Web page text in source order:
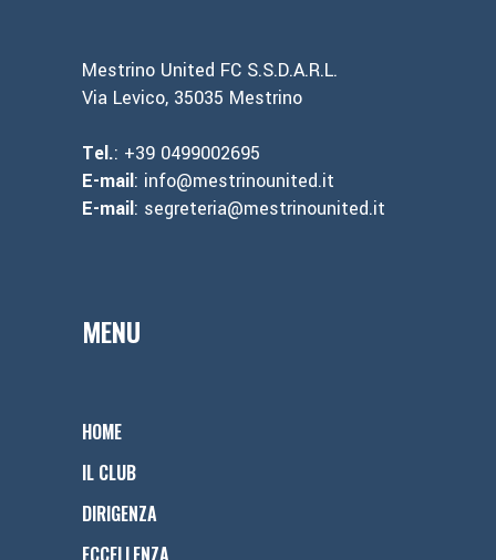
Mestrino United FC S.S.D.A.R.L.
Via Levico, 35035 Mestrino
Tel.: +39 0499002695
E-mail: info@mestrinounited.it
E-mail: segreteria@mestrinounited.it
MENU
HOME
IL CLUB
DIRIGENZA
ECCELLENZA